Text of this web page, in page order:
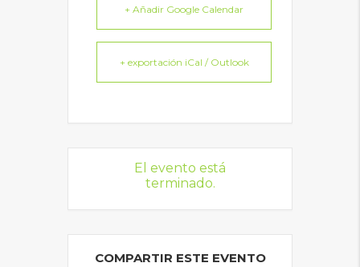
+ Añadir Google Calendar
+ exportación iCal / Outlook
El evento está
terminado.
COMPARTIR ESTE EVENTO